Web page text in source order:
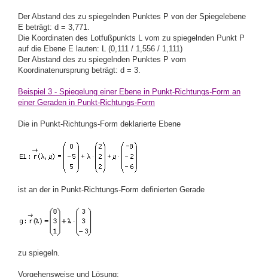
Der Abstand des zu spiegelnden Punktes P von der Spiegelebene
E beträgt: d = 3,771.
Die Koordinaten des Lotfußpunkts L vom zu spiegelnden Punkt P
auf die Ebene E lauten: L (0,111 / 1,556 / 1,111)
Der Abstand des zu spiegelnden Punktes P vom
Koordinatenursprung beträgt: d = 3.
Beispiel 3 - Spiegelung einer Ebene in Punkt-Richtungs-Form an
einer Geraden in Punkt-Richtungs-Form
Die in Punkt-Richtungs-Form deklarierte Ebene
ist an der in Punkt-Richtungs-Form definierten Gerade
zu spiegeln.
Vorgehensweise und Lösung: